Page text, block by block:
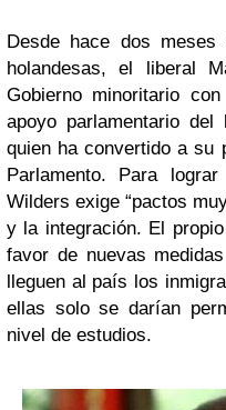
Desde hace dos
holandesas, el liberal
Gobierno minoritario
apoyo parlamentario
quien ha convertido a su
Parlamento. Para
Wilders exige “pactos
y la integración. El
favor de nuevas
lleguen al país los
ellas solo se darían
nivel de estudios.